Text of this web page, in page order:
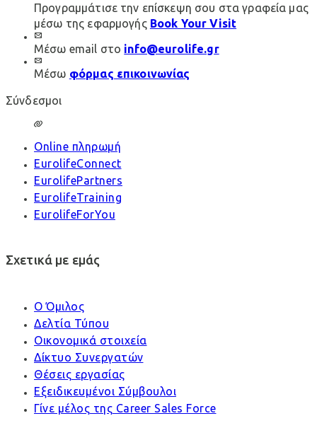
Προγραμμάτισε την επίσκεψη σου στα γραφεία μας
μέσω της εφαρμογής Book Your Visit
Μέσω email στο info@eurolife.gr
Μέσω φόρμας επικοινωνίας
Σύνδεσμοι
Online πληρωμή
EurolifeConnect
EurolifePartners
EurolifeTraining
EurolifeForYou
Σχετικά με εμάς
Ο Όμιλος
Δελτία Τύπου
Οικονομικά στοιχεία
Δίκτυο Συνεργατών
Θέσεις εργασίας
Εξειδικευμένοι Σύμβουλοι
Γίνε μέλος της Career Sales Force